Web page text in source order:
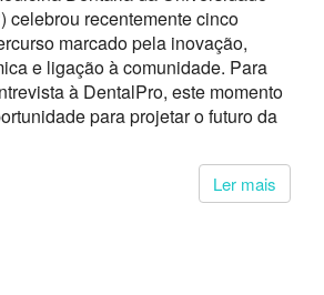
celebrou recentemente cinco
marcado pela inovação,
e ligação à comunidade. Para
à DentalPro, este momento
para projetar o futuro da
Ler mais